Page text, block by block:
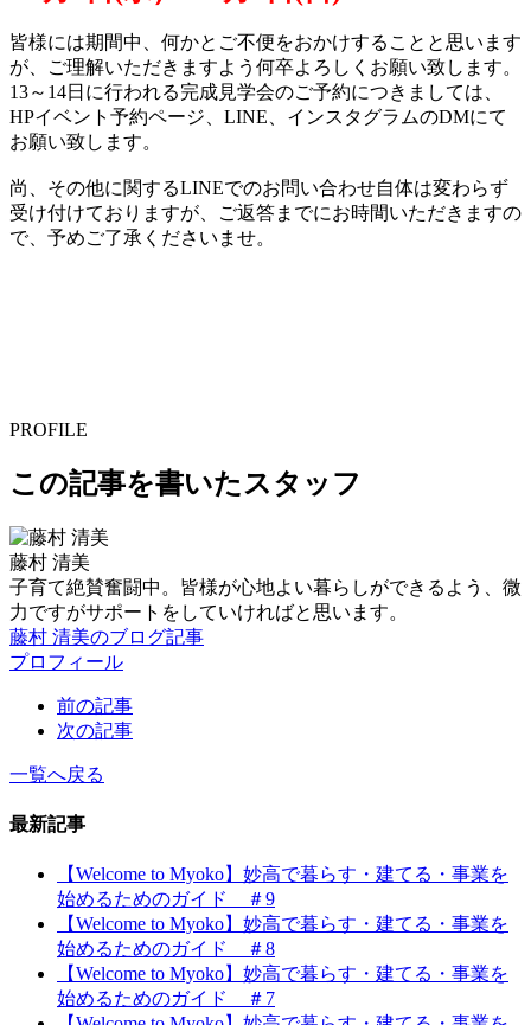
皆様には期間中、何かとご不便をおかけすることと思います
が、ご理解いただきますよう何卒よろしくお願い致します。
13～14日に行われる完成見学会のご予約につきましては、
HPイベント予約ページ、LINE、インスタグラムのDMにて
お願い致します。
尚、その他に関するLINEでのお問い合わせ自体は変わらず
受け付けておりますが、ご返答までにお時間いただきますの
で、予めご了承くださいませ。
PROFILE
この記事を書いたスタッフ
藤村 清美
子育て絶賛奮闘中。皆様が心地よい暮らしができるよう、微
力ですがサポートをしていければと思います。
藤村 清美のブログ記事
プロフィール
前の記事
次の記事
一覧へ戻る
最新記事
【Welcome to Myoko】妙高で暮らす・建てる・事業を
始めるためのガイド ＃9
【Welcome to Myoko】妙高で暮らす・建てる・事業を
始めるためのガイド ＃8
【Welcome to Myoko】妙高で暮らす・建てる・事業を
始めるためのガイド ＃7